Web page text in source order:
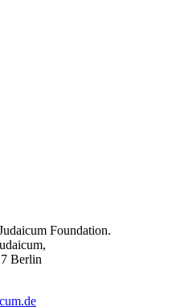
Foundation.
Berlin